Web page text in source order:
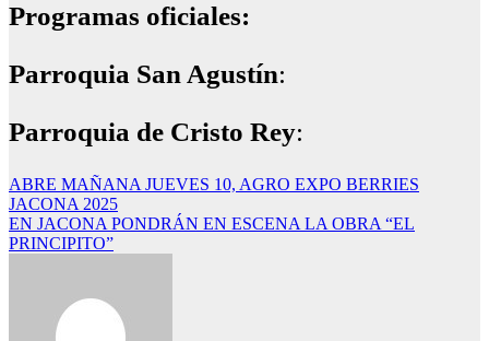
Programas oficiales:
Parroquia San Agustín:
Parroquia de Cristo Rey:
Navegación
de
entradas
ABRE MAÑANA JUEVES 10, AGRO EXPO BERRIES
JACONA 2025
EN JACONA PONDRÁN EN ESCENA LA OBRA “EL
PRINCIPITO”